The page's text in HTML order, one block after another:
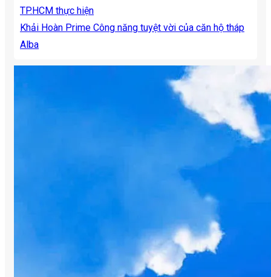
TP.HCM thực hiện
Khải Hoàn Prime Công năng tuyệt vời của căn hộ tháp
Alba